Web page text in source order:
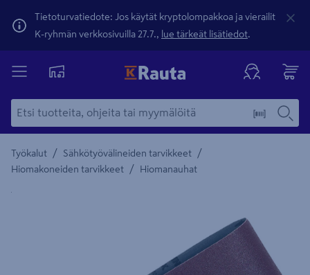
Tietoturvatiedote: Jos käytät kryptolompakkoa ja vierailit
K-ryhmän verkkosivuilla 27.7., lue tärkeät lisätiedot.
Työkalut / Sähkötyövälineiden tarvikkeet /
Hiomakoneiden tarvikkeet / Hiomanauhat
Yksityiskohtainen kuvaus löytyy Tuotteen kuvaus -